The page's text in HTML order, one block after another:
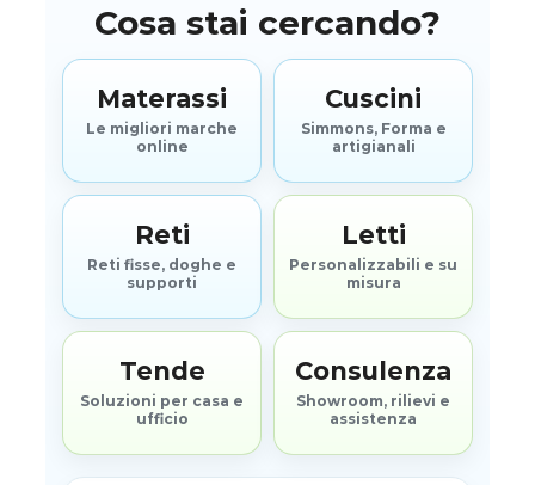
Cosa stai cercando?
Materassi
Le migliori marche
online
Cuscini
Simmons, Forma e
artigianali
Reti
Reti fisse, doghe e
supporti
Letti
Personalizzabili e su
misura
Tende
Soluzioni per casa e
ufficio
Consulenza
Showroom, rilievi e
assistenza